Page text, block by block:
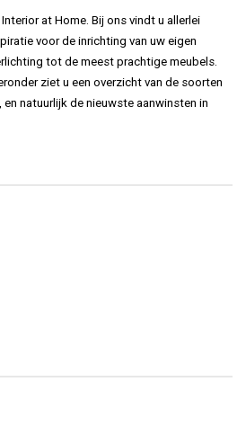
at Home. Bij ons vindt u allerlei
voor de inrichting van uw eigen
tot de meest prachtige meubels.
ziet u een overzicht van de soorten
natuurlijk de nieuwste aanwinsten in